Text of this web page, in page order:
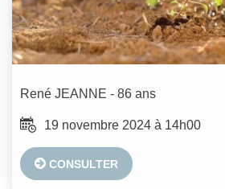
René JEANNE - 86 ans
19 novembre 2024 à 14h00
CONSULTER